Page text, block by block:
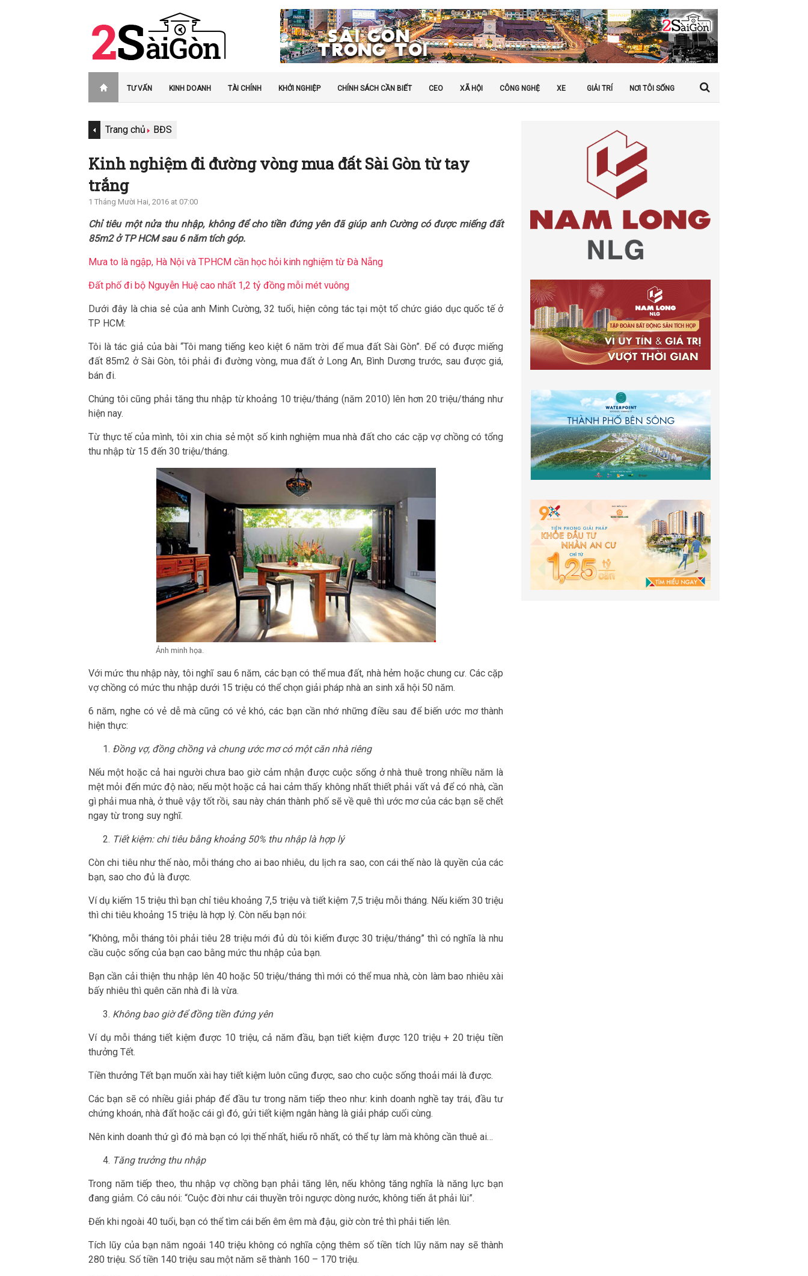
TƯ VẤN KINH DOANH TÀI CHÍNH KHỞI NGHIỆP CHÍNH SÁCH CẦN BIẾT CEO XÃ HỘI CÔNG NGHỆ XE GIẢI TRÍ NƠI TÔI SỐNG
Trang chủ BĐS
Kinh nghiệm đi đường vòng mua đất Sài Gòn từ tay
trắng
1 Tháng Mười Hai, 2016 at 07:00
Chỉ tiêu một nửa thu nhập, không để cho tiền đứng yên đã giúp anh Cường có được miếng đất
85m2 ở TP HCM sau 6 năm tích góp.
Mưa to là ngập, Hà Nội và TPHCM cần học hỏi kinh nghiệm từ Đà Nẵng
Đất phố đi bộ Nguyễn Huệ cao nhất 1,2 tỷ đồng mỗi mét vuông
Dưới đây là chia sẻ của anh Minh Cường, 32 tuổi, hiện công tác tại một tổ chức giáo dục quốc tế ở
TP HCM:
Tôi là tác giả của bài “Tôi mang tiếng keo kiệt 6 năm trời để mua đất Sài Gòn”. Để có được miếng
đất 85m2 ở Sài Gòn, tôi phải đi đường vòng, mua đất ở Long An, Bình Dương trước, sau được giá,
bán đi.
Chúng tôi cũng phải tăng thu nhập từ khoảng 10 triệu/tháng (năm 2010) lên hơn 20 triệu/tháng như
hiện nay.
Từ thực tế của mình, tôi xin chia sẻ một số kinh nghiệm mua nhà đất cho các cặp vợ chồng có tổng
thu nhập từ 15 đến 30 triệu/tháng.
Ảnh minh họa.
Với mức thu nhập này, tôi nghĩ sau 6 năm, các bạn có thể mua đất, nhà hẻm hoặc chung cư. Các cặp
vợ chồng có mức thu nhập dưới 15 triệu có thể chọn giải pháp nhà an sinh xã hội 50 năm.
6 năm, nghe có vẻ dễ mà cũng có vẻ khó, các bạn cần nhớ những điều sau để biến ước mơ thành
hiện thực:
Đồng vợ, đồng chồng và chung ước mơ có một căn nhà riêng
Nếu một hoặc cả hai người chưa bao giờ cảm nhận được cuộc sống ở nhà thuê trong nhiều năm là
mệt mỏi đến mức độ nào; nếu một hoặc cả hai cảm thấy không nhất thiết phải vất vả để có nhà, cần
gì phải mua nhà, ở thuê vậy tốt rồi, sau này chán thành phố sẽ về quê thì ước mơ của các bạn sẽ chết
ngay từ trong suy nghĩ.
Tiết kiệm: chi tiêu bằng khoảng 50% thu nhập là hợp lý
Còn chi tiêu như thế nào, mỗi tháng cho ai bao nhiêu, du lịch ra sao, con cái thế nào là quyền của các
bạn, sao cho đủ là được.
Ví dụ kiếm 15 triệu thì bạn chỉ tiêu khoảng 7,5 triệu và tiết kiệm 7,5 triệu mỗi tháng. Nếu kiếm 30 triệu
thì chi tiêu khoảng 15 triệu là hợp lý. Còn nếu bạn nói:
“Không, mỗi tháng tôi phải tiêu 28 triệu mới đủ dù tôi kiếm được 30 triệu/tháng” thì có nghĩa là nhu
cầu cuộc sống của bạn cao bằng mức thu nhập của bạn.
Bạn cần cải thiện thu nhập lên 40 hoặc 50 triệu/tháng thì mới có thể mua nhà, còn làm bao nhiêu xài
bấy nhiêu thì quên căn nhà đi là vừa.
Không bao giờ để đồng tiền đứng yên
Ví dụ mỗi tháng tiết kiệm được 10 triệu, cả năm đầu, bạn tiết kiệm được 120 triệu + 20 triệu tiền
thưởng Tết.
Tiền thưởng Tết bạn muốn xài hay tiết kiệm luôn cũng được, sao cho cuộc sống thoải mái là được.
Các bạn sẽ có nhiều giải pháp để đầu tư trong năm tiếp theo như: kinh doanh nghề tay trái, đầu tư
chứng khoán, nhà đất hoặc cái gì đó, gửi tiết kiệm ngân hàng là giải pháp cuối cùng.
Nên kinh doanh thứ gì đó mà bạn có lợi thế nhất, hiểu rõ nhất, có thể tự làm mà không cần thuê ai…
Tăng trưởng thu nhập
Trong năm tiếp theo, thu nhập vợ chồng bạn phải tăng lên, nếu không tăng nghĩa là năng lực bạn
đang giảm. Có câu nói: “Cuộc đời như cái thuyền trôi ngược dòng nước, không tiến ắt phải lùi”.
Đến khi ngoài 40 tuổi, bạn có thể tìm cái bến êm êm mà đậu, giờ còn trẻ thì phải tiến lên.
Tích lũy của bạn năm ngoái 140 triệu không có nghĩa cộng thêm số tiền tích lũy năm nay sẽ thành
280 triệu. Số tiền 140 triệu sau một năm sẽ thành 160 – 170 triệu.